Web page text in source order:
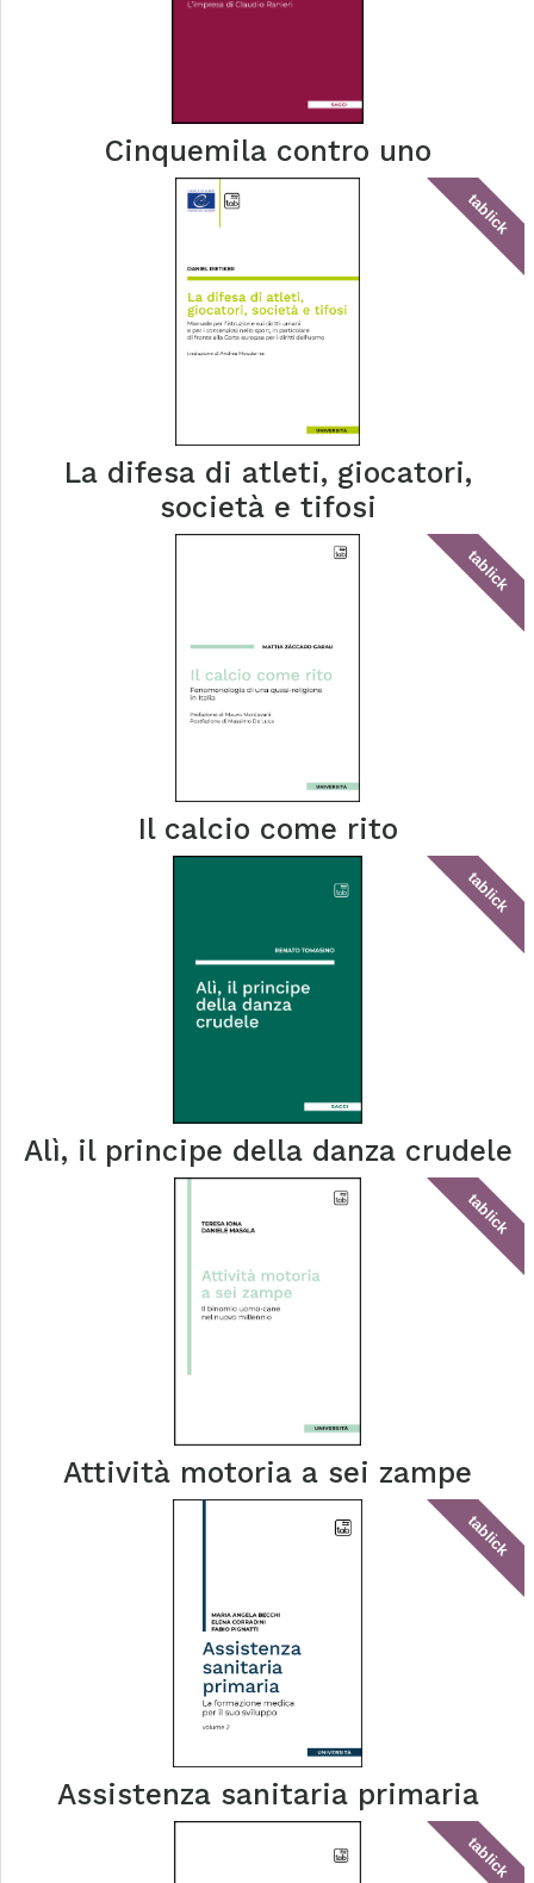
Cinquemila contro uno
tablick
La difesa di atleti, giocatori,
società e tifosi
tablick
Il calcio come rito
tablick
Alì, il principe della danza crudele
tablick
Attività motoria a sei zampe
tablick
Assistenza sanitaria primaria
tablick